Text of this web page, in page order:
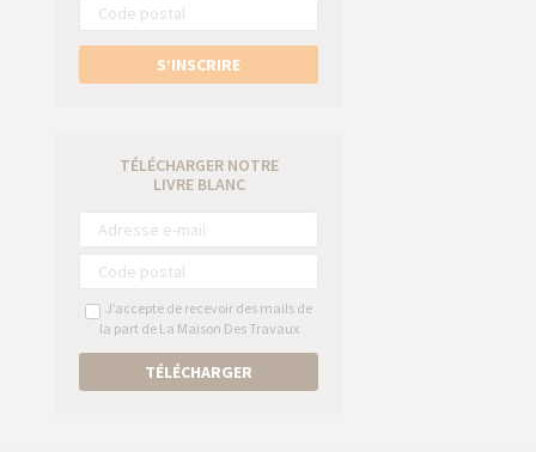
S’INSCRIRE
TÉLÉCHARGER NOTRE
LIVRE BLANC
J’accepte de recevoir des mails de
la part de La Maison Des Travaux
TÉLÉCHARGER